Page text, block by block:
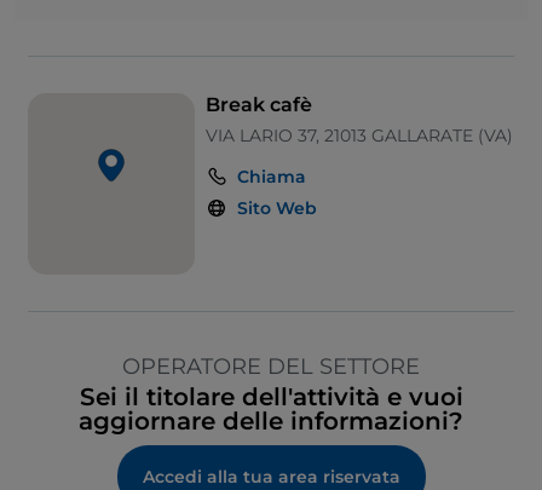
Break cafè
VIA LARIO 37, 21013 GALLARATE (VA)
Chiama
Sito Web
OPERATORE DEL SETTORE
Sei il titolare dell'attività e vuoi
aggiornare delle informazioni?
Accedi alla tua area riservata